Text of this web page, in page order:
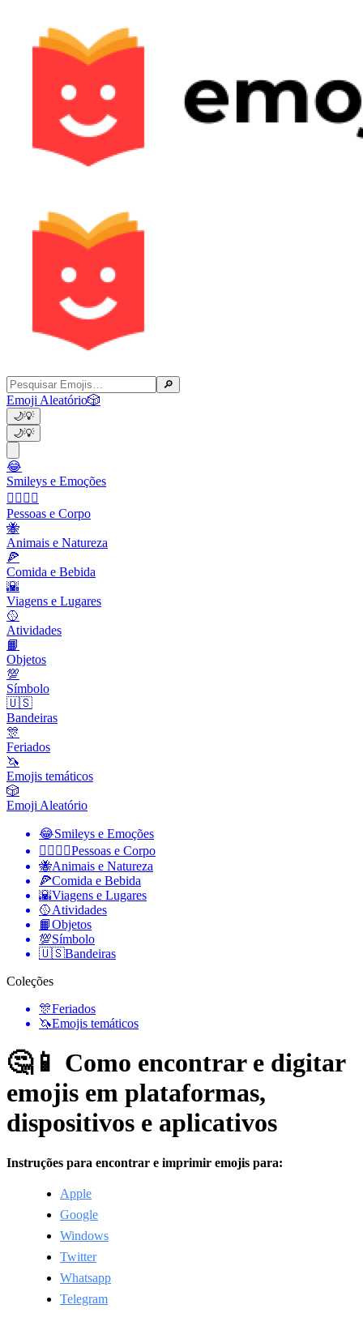
🔎
Emoji Aleatório🎲
🌙💡
🌙💡
😂
Smileys e Emoções
👩‍❤️‍💋‍👨
Pessoas e Corpo
🐝
Animais e Natureza
🍕
Comida e Bebida
🌇
Viagens e Lugares
🥎
Atividades
📙
Objetos
💯
Símbolo
🇺🇸
Bandeiras
🎊
Feriados
🦄
Emojis temáticos
🎲
Emoji Aleatório
😂Smileys e Emoções
👩‍❤️‍💋‍👨Pessoas e Corpo
🐝Animais e Natureza
🍕Comida e Bebida
🌇Viagens e Lugares
🥎Atividades
📙Objetos
💯Símbolo
🇺🇸Bandeiras
Coleções
🎊Feriados
🦄Emojis temáticos
🤔📱 Como encontrar e digitar
emojis em plataformas,
dispositivos e aplicativos
Instruções para encontrar e imprimir emojis para:
Apple
Google
Windows
Twitter
Whatsapp
Telegram